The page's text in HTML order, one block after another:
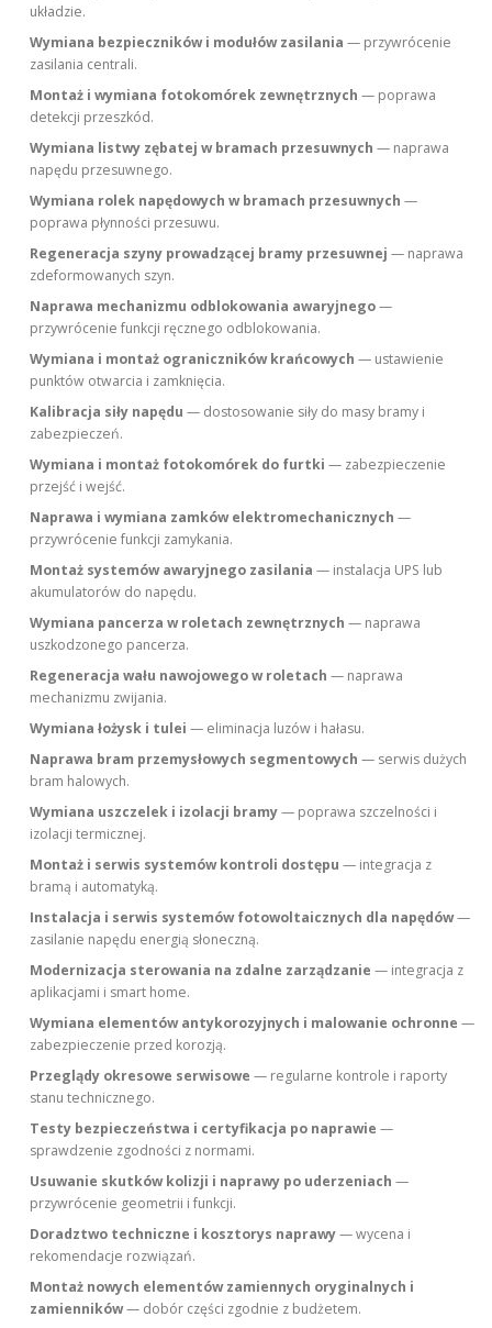
układzie.
Wymiana bezpieczników i modułów zasilania — przywrócenie
zasilania centrali.
Montaż i wymiana fotokomórek zewnętrznych — poprawa
detekcji przeszkód.
Wymiana listwy zębatej w bramach przesuwnych — naprawa
napędu przesuwnego.
Wymiana rolek napędowych w bramach przesuwnych —
poprawa płynności przesuwu.
Regeneracja szyny prowadzącej bramy przesuwnej — naprawa
zdeformowanych szyn.
Naprawa mechanizmu odblokowania awaryjnego—
przywrócenie funkcji ręcznego odblokowania.
Wymiana i montaż ograniczników krańcowych — ustawienie
punktów otwarcia i zamknięcia.
Kalibracja siły napędu — dostosowanie siły do masy bramy i
zabezpieczeń.
Wymiana i montaż fotokomórek do furtki — zabezpieczenie
przejść i wejść.
Naprawa i wymiana zamków elektromechanicznych —
przywrócenie funkcji zamykania.
Montaż systemów awaryjnego zasilania — instalacja UPS lub
akumulatorów do napędu.
Wymiana pancerza w roletach zewnętrznych — naprawa
uszkodzonego pancerza.
Regeneracja wału nawojowego w roletach — naprawa
mechanizmu zwijania.
Wymiana łożysk i tulei — eliminacja luzów i hałasu.
Naprawa bram przemysłowych segmentowych — serwis dużych
bram halowych.
Wymiana uszczelek i izolacji bramy— poprawa szczelności i
izolacji termicznej.
Montaż i serwis systemów kontroli dostępu — integracja z
bramą i automatyką.
Instalacja i serwis systemów fotowoltaicznych dla napędów—
zasilanie napędu energią słoneczną.
Modernizacja sterowania na zdalne zarządzanie — integracja z
aplikacjami i smart home.
Wymiana elementów antykorozyjnych i malowanie ochronne —
zabezpieczenie przed korozją.
Przeglądy okresowe serwisowe — regularne kontrole i raporty
stanu technicznego.
Testy bezpieczeństwa i certyfikacja po naprawie —
sprawdzenie zgodności z normami.
Usuwanie skutków kolizji i naprawy po uderzeniach —
przywrócenie geometrii i funkcji.
Doradztwo techniczne i kosztorys naprawy— wycena i
rekomendacje rozwiązań.
Montaż nowych elementów zamiennych oryginalnych i
zamienników— dobór części zgodnie z budżetem.